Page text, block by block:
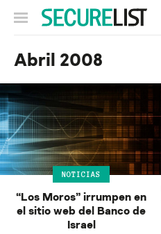
Abril 2008
NOTICIAS
“Los Moros” irrumpen en
el sitio web del Banco de
Israel